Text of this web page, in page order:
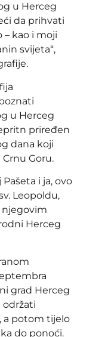
u Herceg
da prihvati
– kao i moji
svijeta“,
u Herceg
priređen
dana koji
Goru.
i ja, ovo
Leopoldu,
njegovim
Herceg
grad Herceg
održati
a potom tijelo
do ponoći.